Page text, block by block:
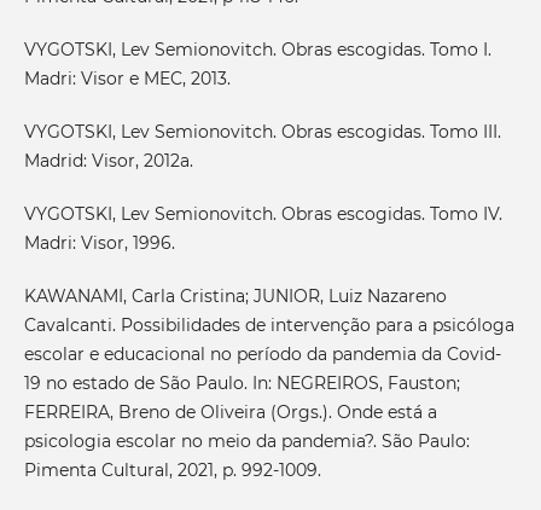
VYGOTSKI, Lev Semionovitch. Obras escogidas. Tomo I.
Madri: Visor e MEC, 2013.
VYGOTSKI, Lev Semionovitch. Obras escogidas. Tomo III.
Madrid: Visor, 2012a.
VYGOTSKI, Lev Semionovitch. Obras escogidas. Tomo IV.
Madri: Visor, 1996.
KAWANAMI, Carla Cristina; JUNIOR, Luiz Nazareno
Cavalcanti. Possibilidades de intervenção para a psicóloga
escolar e educacional no período da pandemia da Covid-
19 no estado de São Paulo. In: NEGREIROS, Fauston;
FERREIRA, Breno de Oliveira (Orgs.). Onde está a
psicologia escolar no meio da pandemia?. São Paulo:
Pimenta Cultural, 2021, p. 992-1009.